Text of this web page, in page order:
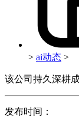
> ai动态 >
该公司持久深耕
发布时间：